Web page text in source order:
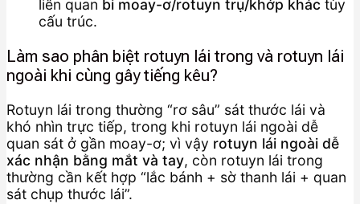
liên quan bi moay-ơ/rotuyn trụ/khớp khác tùy
cấu trúc.
Làm sao phân biệt rotuyn lái trong và rotuyn lái
ngoài khi cùng gây tiếng kêu?
Rotuyn lái trong thường “rơ sâu” sát thước lái và
khó nhìn trực tiếp, trong khi rotuyn lái ngoài dễ
quan sát ở gần moay-ơ; vì vậy rotuyn lái ngoài dễ
xác nhận bằng mắt và tay, còn rotuyn lái trong
thường cần kết hợp “lắc bánh + sờ thanh lái + quan
sát chụp thước lái”.